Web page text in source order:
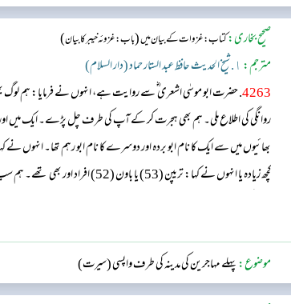
صحیح بخاری:کتاب: غزوات کے بیان میں(باب: غزوئہ خیبر کا بیان)
مترجم: ١. شیخ الحدیث حافظ عبد الستار حماد (دار السلام)
4263. حضرت ابو موسٰی اشعری ؓ سے روایت ہے، انہوں نے فرمایا: ہم
روانگی کی اطلاع ملی۔ ہم بھی ہجرت کر کے آپ کی طرف چل پڑے۔ ایک میں
بھائیوں میں سے ایک کا نام ابو بردہ اور دوسرے کا نام ابو رہم تھا۔
کچھ زیادہ یا انہوں نے کہا: تریپن (53) یا
موضوع:پہلے مہاجرین کی مدینہ کی طرف واپسی (سیرت)